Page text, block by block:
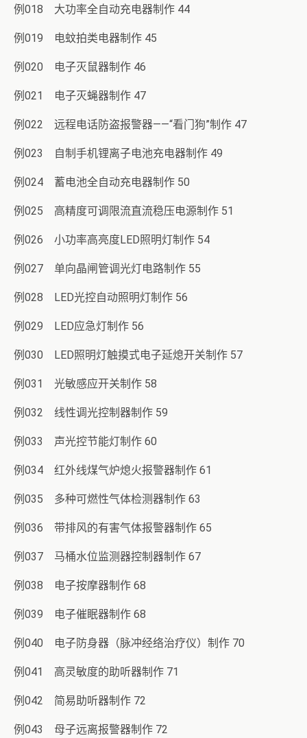
例018 大功率全自动充电器制作 44
例019 电蚊拍类电器制作 45
例020 电子灭鼠器制作 46
例021 电子灭蝇器制作 47
例022 远程电话防盗报警器——“看门狗”制作 47
例023 自制手机锂离子电池充电器制作 49
例024 蓄电池全自动充电器制作 50
例025 高精度可调限流直流稳压电源制作 51
例026 小功率高亮度LED照明灯制作 54
例027 单向晶闸管调光灯电路制作 55
例028 LED光控自动照明灯制作 56
例029 LED应急灯制作 56
例030 LED照明灯触摸式电子延熄开关制作 57
例031 光敏感应开关制作 58
例032 线性调光控制器制作 59
例033 声光控节能灯制作 60
例034 红外线煤气炉熄火报警器制作 61
例035 多种可燃性气体检测器制作 63
例036 带排风的有害气体报警器制作 65
例037 马桶水位监测器控制器制作 67
例038 电子按摩器制作 68
例039 电子催眠器制作 68
例040 电子防身器（脉冲经络治疗仪）制作 70
例041 高灵敏度的助听器制作 71
例042 简易助听器制作 72
例043 母子远离报警器制作 72